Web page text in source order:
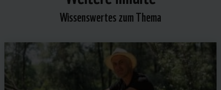
Wissenswertes zum Thema